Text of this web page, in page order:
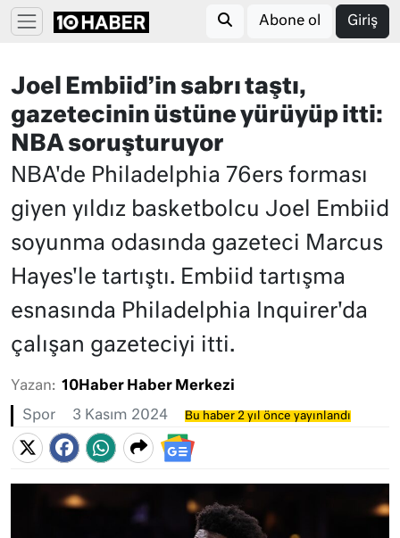
Abone ol Giriş
Joel Embiid’in sabrı taştı,
gazetecinin üstüne yürüyüp itti:
NBA soruşturuyor
NBA'de Philadelphia 76ers forması
giyen yıldız basketbolcu Joel Embiid
soyunma odasında gazeteci Marcus
Hayes'le tartıştı. Embiid tartışma
esnasında Philadelphia Inquirer'da
çalışan gazeteciyi itti.
Yazan: 10Haber Haber Merkezi
Spor 3 Kasım 2024 Bu haber 2 yıl önce yayınlandı